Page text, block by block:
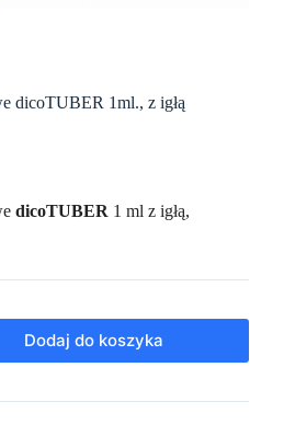
dicoTUBER 1ml., z igłą
dicoTUBER 1 ml z igłą,
Dodaj do koszyka